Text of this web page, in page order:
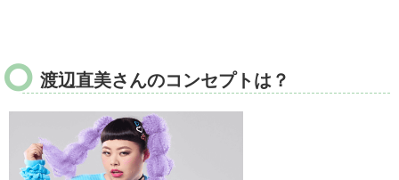
渡辺直美さんのコンセプトは？